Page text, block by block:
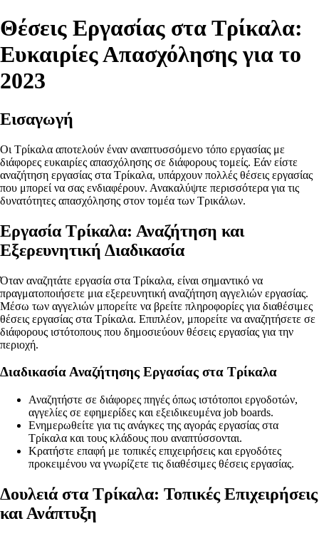
Θέσεις Εργασίας στα Τρίκαλα:
Ευκαιρίες Απασχόλησης για το
2023
Εισαγωγή
Οι Τρίκαλα αποτελούν έναν αναπτυσσόμενο τόπο εργασίας με
διάφορες ευκαιρίες απασχόλησης σε διάφορους τομείς. Εάν είστε
αναζήτηση εργασίας στα Τρίκαλα, υπάρχουν πολλές θέσεις εργασίας
που μπορεί να σας ενδιαφέρουν. Ανακαλύψτε περισσότερα για τις
δυνατότητες απασχόλησης στον τομέα των Τρικάλων.
Εργασία Τρίκαλα: Αναζήτηση και
Εξερευνητική Διαδικασία
Όταν αναζητάτε εργασία στα Τρίκαλα, είναι σημαντικό να
πραγματοποιήσετε μια εξερευνητική αναζήτηση αγγελιών εργασίας.
Μέσω των αγγελιών μπορείτε να βρείτε πληροφορίες για διαθέσιμες
θέσεις εργασίας στα Τρίκαλα. Επιπλέον, μπορείτε να αναζητήσετε σε
διάφορους ιστότοπους που δημοσιεύουν θέσεις εργασίας για την
περιοχή.
Διαδικασία Αναζήτησης Εργασίας στα Τρίκαλα
Αναζητήστε σε διάφορες πηγές όπως ιστότοποι εργοδοτών,
αγγελίες σε εφημερίδες και εξειδικευμένα job boards.
Ενημερωθείτε για τις ανάγκες της αγοράς εργασίας στα
Τρίκαλα και τους κλάδους που αναπτύσσονται.
Κρατήστε επαφή με τοπικές επιχειρήσεις και εργοδότες
προκειμένου να γνωρίζετε τις διαθέσιμες θέσεις εργασίας.
Δουλειά στα Τρίκαλα: Τοπικές Επιχειρήσεις
και Ανάπτυξη